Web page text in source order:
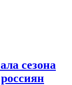
сезона